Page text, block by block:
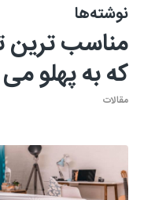
نوشته‌ها
مناسب ترین
که به پهلو
مقالات